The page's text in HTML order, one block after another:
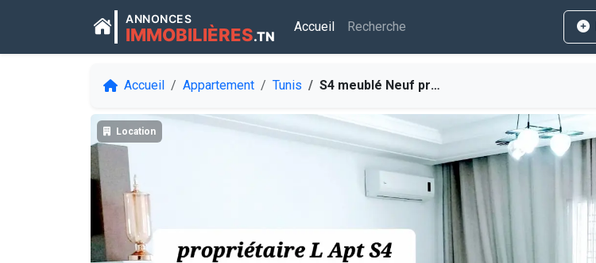
ANNONCES
IMMOBILIÈRES.TN
Accueil Recherche
Accueil Appartement Tunis S4 meublé Neuf proche lac2 pour étranger
Location